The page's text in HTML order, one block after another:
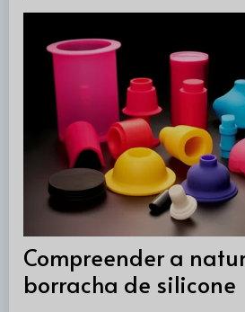
Compreender a
borracha de silicone